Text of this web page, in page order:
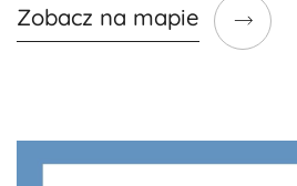
Zobacz na mapie